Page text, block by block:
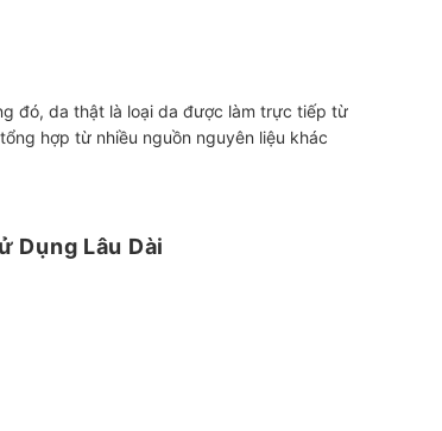
đó, da thật là loại da được làm trực tiếp từ
hợp từ nhiều nguồn nguyên liệu khác
Dụng Lâu Dài